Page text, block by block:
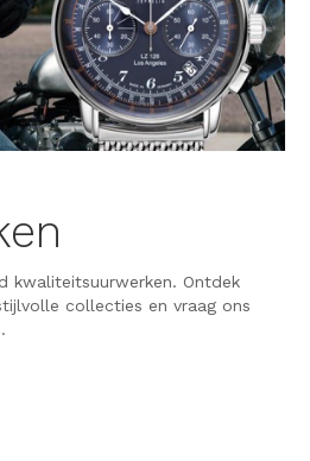
kwaliteitsuurwerken. Ontdek
collecties en vraag ons